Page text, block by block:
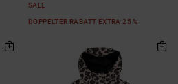
SALE
DOPPELTER RABATT EXTRA 25 %